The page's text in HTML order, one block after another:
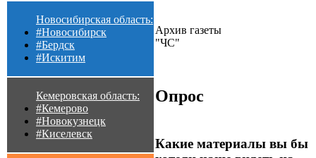
Новосибирская область:
#Новосибирск
#Бердск
#Искитим
Кемеровская область:
#Кемерово
#Новокузнецк
#Киселевск
Архив газеты
"ЧС"
Опрос
Какие материалы вы бы